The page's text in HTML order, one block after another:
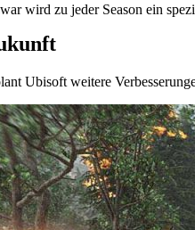
wird zu jeder Season ein
Ubisoft weitere